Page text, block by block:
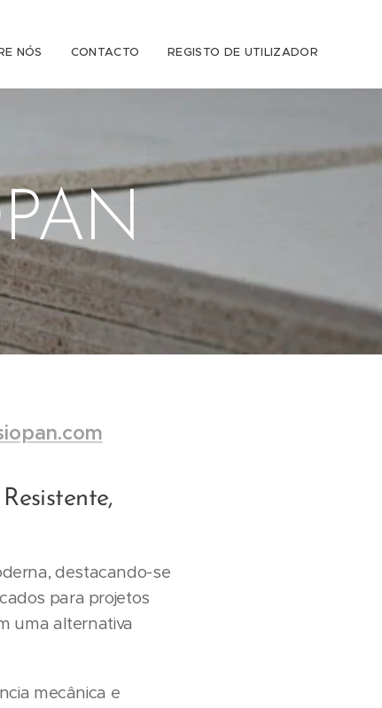
NÓS CONTACTO REGISTO DE UTILIZADOR
destacando-se
para projetos
uma alternativa
mecânica e